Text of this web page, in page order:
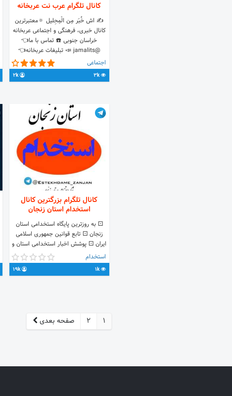
کانال تلگرام عرب نت عربخانه
✍️ اش خُبَر مِن الْمِحِلیل 🔅معتبرترین
کانال خبری، فرهنگی و اجتماعی عربخانه
خراسان جنوبی ☎️ تماس با ما👈
@jamalits 📣 تبلیغات عربخانه👈
@saeidjanbaz ✅ ثبت شده دروزارت
فرهنگ وارشاد ↙️
http://t.me/itdmcbot?
اجتماعی
3k
2k
کانال تلگرام بزرگترین کانال
استخدام استان زنجان
⚀ به روزترین پایگاه استخدامی استان
زنجان ⚀ تابع قوانین جمهوری اسلامی
ایران ⚀ پوشش اخبار استخدامی استان و
ایران ✔از سراسر استان زنجان در این
کانال حضور دارند ارتباط با کارشناس
جهت ثبت سفارش آگهی ودرخواست
استخدام
1k
19k
1
2 صفحه بعدی